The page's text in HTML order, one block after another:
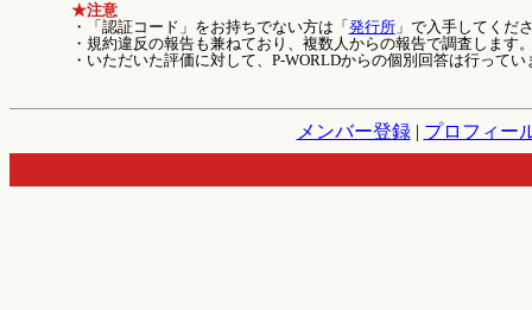
★注意
・「認証コード」をお持ちでない方は「 発行所」で入手してくだ
・規約違反の報告も兼ねており、複数人からの報告で調査します
・いただいた評価に対して、P-WORLDからの個別回答は行ってい
メンバー登録| プロフィー